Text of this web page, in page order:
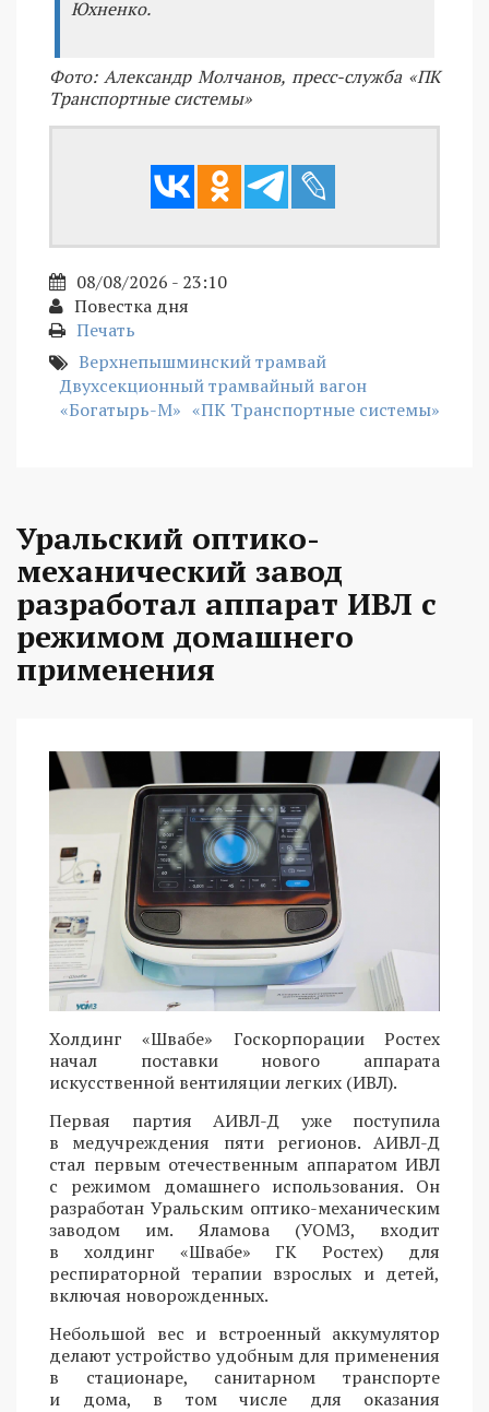
Юхненко.
Фото: Александр Молчанов, пресс-служба «ПК
Транспортные системы»
08/08/2026 - 23:10
Повестка дня
Печать
Верхнепышминский трамвай
Двухсекционный трамвайный вагон
«Богатырь-М» «ПК Транспортные системы»
Уральский оптико-
механический завод
разработал аппарат ИВЛ с
режимом домашнего
применения
Холдинг «Швабе» Госкорпорации Ростех
начал поставки нового аппарата
искусственной вентиляции легких (ИВЛ).
Первая партия АИВЛ-Д уже поступила
в медучреждения пяти регионов. АИВЛ-Д
стал первым отечественным аппаратом ИВЛ
с режимом домашнего использования. Он
разработан Уральским оптико-механическим
заводом им. Яламова (УОМЗ, входит
в холдинг «Швабе» ГК Ростех) для
респираторной терапии взрослых и детей,
включая новорожденных.
Небольшой вес и встроенный аккумулятор
делают устройство удобным для применения
в стационаре, санитарном транспорте
и дома, в том числе для оказания